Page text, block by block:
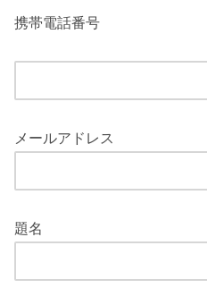
携帯電話番号
メールアドレス
題名